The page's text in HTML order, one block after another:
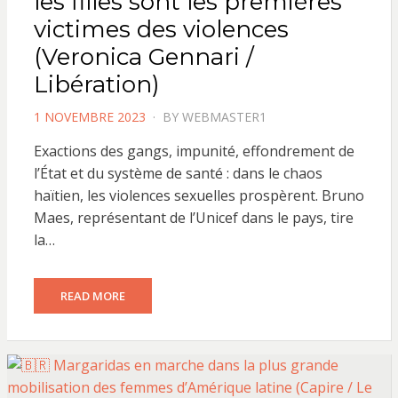
victimes des violences
(Veronica Gennari /
Libération)
POSTED
1 NOVEMBRE 2023 BY WEBMASTER1
Exactions des gangs, impunité, effondrement de
l’État et du système de santé : dans le chaos
haïtien, les violences sexuelles prospèrent. Bruno
Maes, représentant de l’Unicef dans le pays, tire
la…
READ MORE